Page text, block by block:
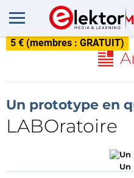
5 € (membres : GRATUIT)
Un prototype en
LABOratoire
Un